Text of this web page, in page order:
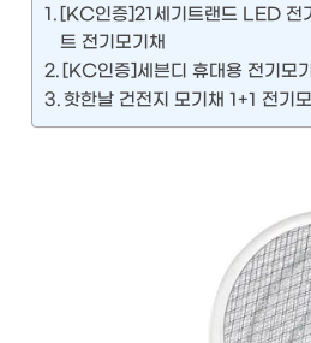
[KC인증]21세기트랜드 LED 전
트 전기모기채
[KC인증]세븐디 휴대용 전기모
핫한날 건전지 모기채 1+1 전기